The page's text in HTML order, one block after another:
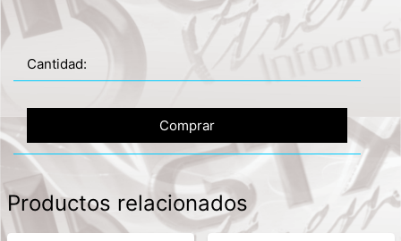
Cantidad:
Comprar
Productos relacionados